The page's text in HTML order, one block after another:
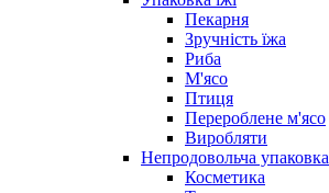
Пекарня
Зручність їжа
Риба
М'ясо
Птиця
Перероблене м'ясо
Виробляти
Непродовольча упаковка
Косметика